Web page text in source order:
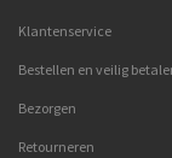
Klantenservice
Bestellen en veilig
Bezorgen
Retourneren